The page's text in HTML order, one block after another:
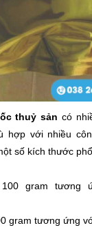
thuỷ sản có
hợp với nhiều
số kích thước
gram tương
gram tương ứng